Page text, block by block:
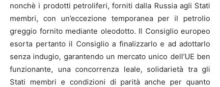
nonchè i prodotti petroliferi, forniti dalla Russia agli Stati
membri, con un’eccezione temporanea per il petrolio
greggio fornito mediante oleodotto. Il Consiglio europeo
esorta pertanto il Consiglio a finalizzarlo e ad adottarlo
senza indugio, garantendo un mercato unico dell’UE ben
funzionante, una concorrenza leale, solidarietà tra gli
Stati membri e condizioni di parità anche per quanto